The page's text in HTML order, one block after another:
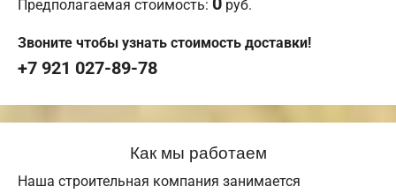
Предполагаемая стоимость: руб.
Звоните чтобы узнать стоимость доставки!
+7 921 027-89-78
Как мы работаем
Наша строительная компания занимается